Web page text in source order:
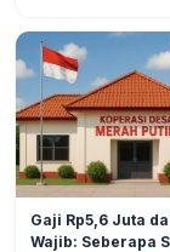
Gaji Rp5,6 Juta
Wajib: Seberapa